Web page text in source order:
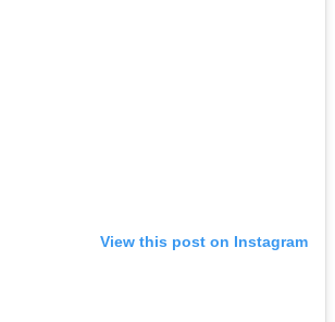
View this post on Instagram